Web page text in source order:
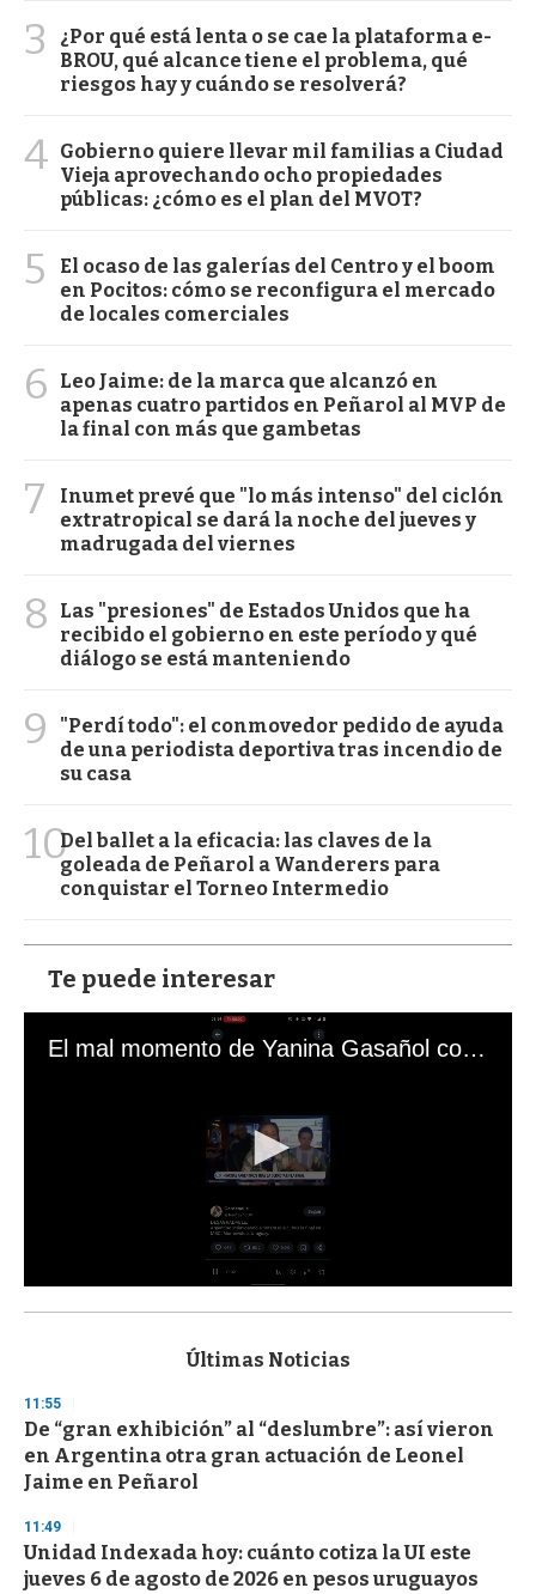
3
¿Por qué está lenta o se cae la plataforma e-
BROU, qué alcance tiene el problema, qué
riesgos hay y cuándo se resolverá?
4 Gobierno quiere llevar mil familias a Ciudad
Vieja aprovechando ocho propiedades
públicas: ¿cómo es el plan del MVOT?
5
El ocaso de las galerías del Centro y el boom
en Pocitos: cómo se reconfigura el mercado
de locales comerciales
6
Leo Jaime: de la marca que alcanzó en
apenas cuatro partidos en Peñarol al MVP de
la final con más que gambetas
7
Inumet prevé que "lo más intenso" del ciclón
extratropical se dará la noche del jueves y
madrugada del viernes
8
Las "presiones" de Estados Unidos que ha
recibido el gobierno en este período y qué
diálogo se está manteniendo
9
"Perdí todo": el conmovedor pedido de ayuda
de una periodista deportiva tras incendio de
su casa
10Del ballet a la eficacia: las claves de la
goleada de Peñarol a Wanderers para
conquistar el Torneo Intermedio
Te puede interesar
El mal momento de Yanina Gasañol con un hincha argentino en "Subrayado"
s
d
s
o
f
3
s
e
c
o
Últimas Noticias
11:55
De “gran exhibición” al “deslumbre”: así vieron
en Argentina otra gran actuación de Leonel
Jaime en Peñarol
11:49
Unidad Indexada hoy: cuánto cotiza la UI este
jueves 6 de agosto de 2026 en pesos uruguayos